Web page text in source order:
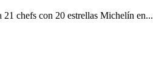
chefs con 20 estrellas Michelín en...